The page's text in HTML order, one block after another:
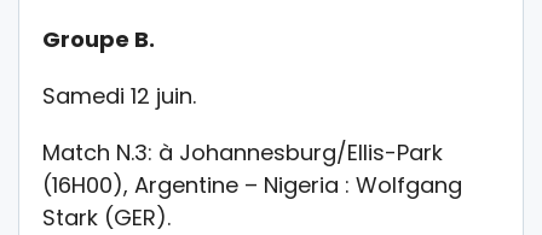
Groupe B.
Samedi 12 juin.
Match N.3: à Johannesburg/Ellis-Park
(16H00), Argentine – Nigeria : Wolfgang
Stark (GER).